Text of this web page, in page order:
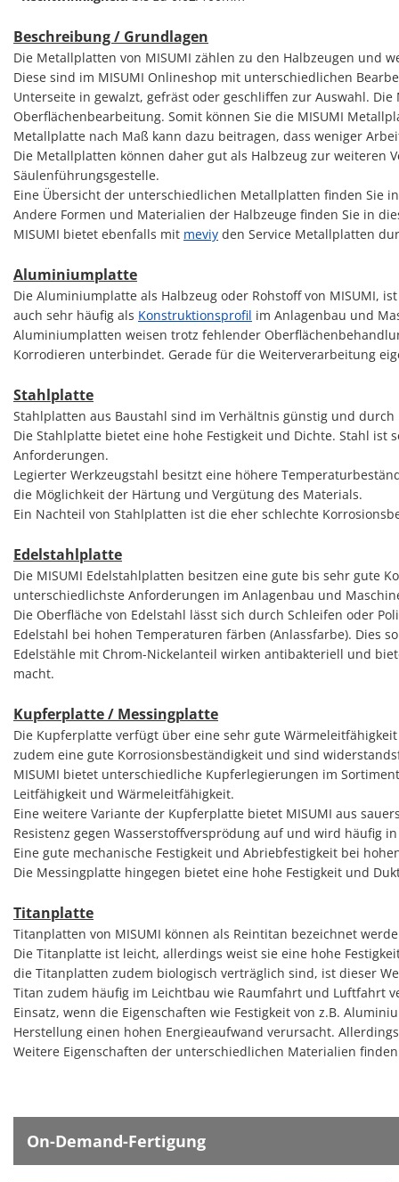
Beschreibung / Grundlagen
Die Metallplatten von MISUMI zählen zu den Halbzeugen
Diese sind im MISUMI Onlineshop mit unterschiedlichen
Unterseite in gewalzt, gefräst oder geschliffen zur Auswahl.
Oberflächenbearbeitung. Somit können Sie die MISUMI
Metallplatte nach Maß kann dazu beitragen, dass weniger
Die Metallplatten können daher gut als Halbzeug zur
Säulenführungsgestelle.
Eine Übersicht der unterschiedlichen Metallplatten finden Sie
Andere Formen und Materialien der Halbzeuge finden Sie in
MISUMI bietet ebenfalls mit meviy den Service Metallplatten
Aluminiumplatte
Die Aluminiumplatte als Halbzeug oder Rohstoff von MISUMI,
auch sehr häufig als Konstruktionsprofil im Anlagenbau und
Aluminiumplatten weisen trotz fehlender
Korrodieren unterbindet. Gerade für die Weiterverarbeitung
Stahlplatte
Stahlplatten aus Baustahl sind im Verhältnis günstig und
Die Stahlplatte bietet eine hohe Festigkeit und Dichte. Stahl
Anforderungen.
Legierter Werkzeugstahl besitzt eine höhere
die Möglichkeit der Härtung und Vergütung des Materials.
Ein Nachteil von Stahlplatten ist die eher schlechte
Edelstahlplatte
Die MISUMI Edelstahlplatten besitzen eine gute bis sehr gute
unterschiedlichste Anforderungen im Anlagenbau und
Die Oberfläche von Edelstahl lässt sich durch Schleifen oder
Edelstahl bei hohen Temperaturen färben (Anlassfarbe). Dies
Edelstähle mit Chrom-Nickelanteil wirken antibakteriell und
macht.
Kupferplatte / Messingplatte
Die Kupferplatte verfügt über eine sehr gute
zudem eine gute Korrosionsbeständigkeit und sind
MISUMI bietet unterschiedliche Kupferlegierungen im
Leitfähigkeit und Wärmeleitfähigkeit.
Eine weitere Variante der Kupferplatte bietet MISUMI aus
Resistenz gegen Wasserstoffversprödung auf und wird häufig
Eine gute mechanische Festigkeit und Abriebfestigkeit bei
Die Messingplatte hingegen bietet eine hohe Festigkeit und
Titanplatte
Titanplatten von MISUMI können als Reintitan bezeichnet
Die Titanplatte ist leicht, allerdings weist sie eine hohe
die Titanplatten zudem biologisch verträglich sind, ist dieser
Titan zudem häufig im Leichtbau wie Raumfahrt und Luftfahrt
Einsatz, wenn die Eigenschaften wie Festigkeit von z.B.
Herstellung einen hohen Energieaufwand verursacht.
Weitere Eigenschaften der unterschiedlichen Materialien
On-Demand-Fertigung